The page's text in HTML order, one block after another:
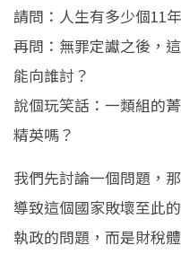
請問：人生有多少個11
再問：無罪定讞之後，
能向誰討？
說個玩笑話：一類組的
精英嗎？
我們先討論一個問題，那
導致這個國家敗壞至此
執政的問題，而是財稅